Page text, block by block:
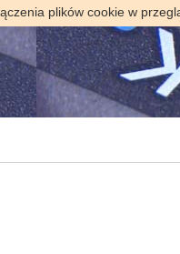
plików cookie w